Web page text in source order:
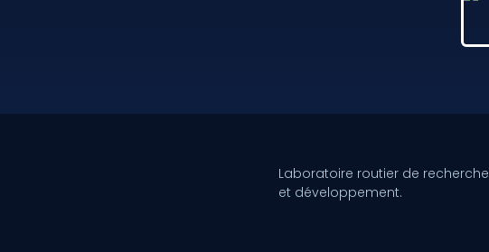
Laboratoire routier de recherche
et développement.